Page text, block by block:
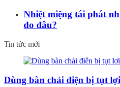
Nhiệt miệng tái phát
do đâu?
Tin tức mới
Dùng bàn chải điện bị tụt